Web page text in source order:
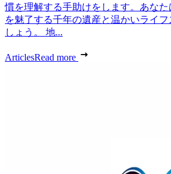
慣を理解する手助けをします。あな
を魅了する千年の遺産と温かいライ
しょう。 地...
ArticlesRead more